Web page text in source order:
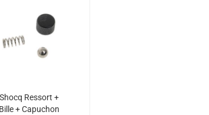
Shocq Ressort +
Bille + Capuchon